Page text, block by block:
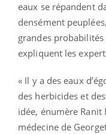
eaux se répandent
densément
grandes probabilités
expliquent les
« Il y a des eaux
des herbicides et
idée, énumère Ranit
médecine de